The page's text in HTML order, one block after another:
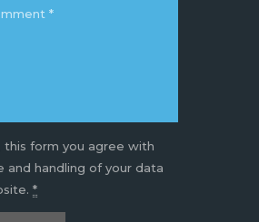
this form you agree with
and handling of your data
*